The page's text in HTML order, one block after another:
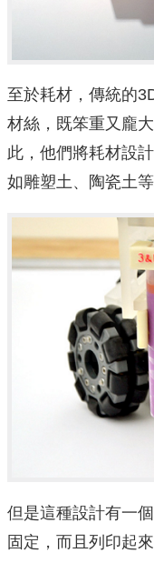
至於耗材，傳統的
材絲，既笨重又龐
此，他們將耗材設
如雕塑土、陶瓷土等
但是這種設計有一
固定，而且列印起